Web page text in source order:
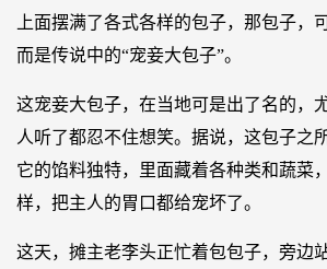
上面摆满了各式各样的包子，那包子，
而是传说中的“宠妾大包子”。
这宠妾大包子，在当地可是出了名的，
人听了都忍不住想笑。据说，这包子之
它的馅料独特，里面藏着各种类和蔬菜
样，把主人的胃口都给宠坏了。
这天，摊主老李头正忙着包包子，旁边